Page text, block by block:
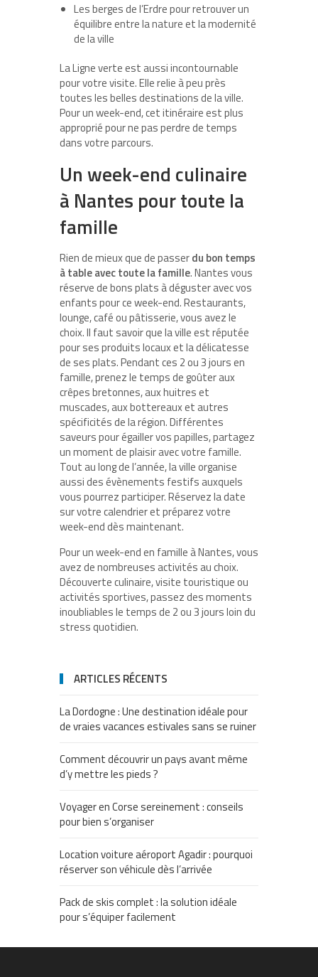
Les berges de l’Erdre pour retrouver un
équilibre entre la nature et la modernité
de la ville
La Ligne verte est aussi incontournable
pour votre visite. Elle relie à peu près
toutes les belles destinations de la ville.
Pour un week-end, cet itinéraire est plus
approprié pour ne pas perdre de temps
dans votre parcours.
Un week-end culinaire
à Nantes pour toute la
famille
Rien de mieux que de passerdu bon temps
à table avec toute la famille. Nantes vous
réserve de bons plats à déguster avec vos
enfants pour ce week-end. Restaurants,
lounge, café ou pâtisserie, vous avez le
choix. Il faut savoir que la ville est réputée
pour ses produits locaux et la délicatesse
de ses plats. Pendant ces 2 ou 3 jours en
famille, prenez le temps de goûter aux
crêpes bretonnes, aux huitres et
muscades, aux bottereaux et autres
spécificités de la région. Différentes
saveurs pour égailler vos papilles, partagez
un moment de plaisir avec votre famille.
Tout au long de l’année, la ville organise
aussi des évènements festifs auxquels
vous pourrez participer. Réservez la date
sur votre calendrier et préparez votre
week-end dès maintenant.
Pour un week-end en famille à Nantes, vous
avez de nombreuses activités au choix.
Découverte culinaire, visite touristique ou
activités sportives, passez des moments
inoubliables le temps de 2 ou 3 jours loin du
stress quotidien.
ARTICLES RÉCENTS
La Dordogne : Une destination idéale pour
de vraies vacances estivales sans se ruiner
Comment découvrir un pays avant même
d’y mettre les pieds ?
Voyager en Corse sereinement : conseils
pour bien s’organiser
Location voiture aéroport Agadir : pourquoi
réserver son véhicule dès l’arrivée
Pack de skis complet : la solution idéale
pour s’équiper facilement